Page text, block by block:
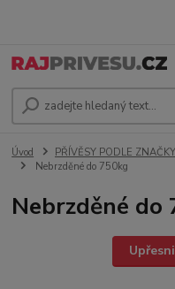
Úvod PŘÍVĚSY PODLE ZNAČKY
Nebrzděné do 750kg
Nebrzděné do